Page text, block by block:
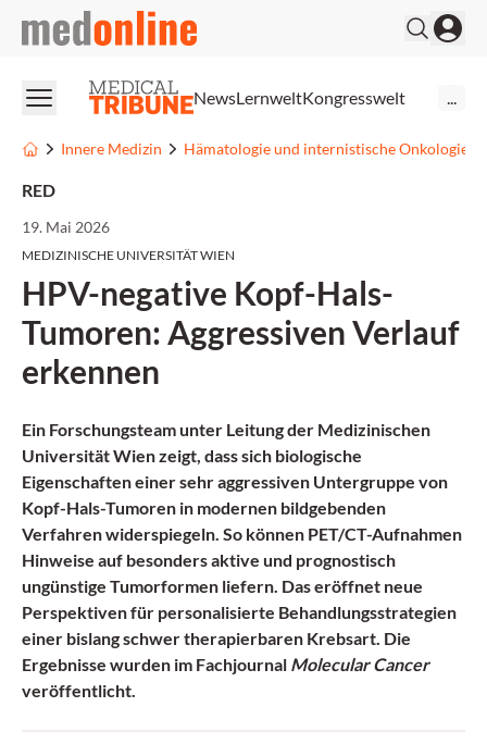
medonline
NewsLernweltKongresswelt
Innere Medizin Hämatologie und internistische Onkologie
RED
19. Mai 2026
MEDIZINISCHE UNIVERSITÄT WIEN
HPV-negative Kopf-Hals-
Tumoren: Aggressiven Verlauf
erkennen
Ein Forschungsteam unter Leitung der Medizinischen
Universität Wien zeigt, dass sich biologische
Eigenschaften einer sehr aggressiven Untergruppe von
Kopf-Hals-Tumoren in modernen bildgebenden
Verfahren widerspiegeln. So können PET/CT-Aufnahmen
Hinweise auf besonders aktive und prognostisch
ungünstige Tumorformen liefern. Das eröffnet neue
Perspektiven für personalisierte Behandlungsstrategien
einer bislang schwer therapierbaren Krebsart. Die
Ergebnisse wurden im Fachjournal Molecular Cancer
veröffentlicht.